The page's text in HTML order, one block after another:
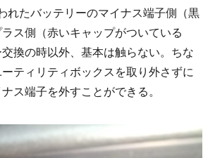
れたバッテリーのマイナス端子側（黒
ス側（赤いキャップがついている
換の時以外、基本は触らない。ちな
ティリティボックスを取り外さずに
ス端子を外すことができる。